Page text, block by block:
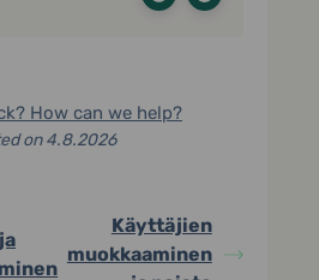
How can we help?
on 4.8.2026
Käyttäjien
muokkaaminen